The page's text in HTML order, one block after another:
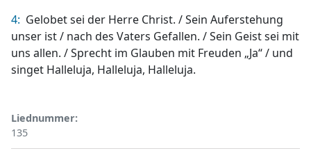
4: Gelobet sei der Herre Christ. / Sein Auferstehung
unser ist / nach des Vaters Gefallen. / Sein Geist sei mit
uns allen. / Sprecht im Glauben mit Freuden „Ja“ / und
singet Halleluja, Halleluja, Halleluja.
Liednummer
135